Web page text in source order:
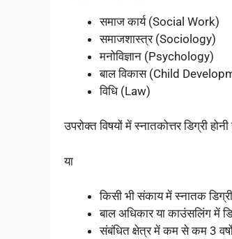
समाज कार्य (Social Work)
समाजशास्त्र (Sociology)
मनोविज्ञान (Psychology)
बाल विकास (Child
विधि (Law)
उपरोक्त विषयों में स्नातकोत्तर डिग्री होनी
या
किसी भी संकाय में स्नातक डिग्री
बाल अधिकार या काउंसलिंग में
संबंधित क्षेत्र में कम से कम 3